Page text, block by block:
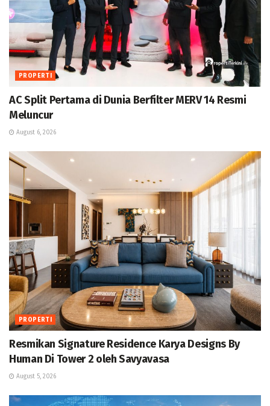
PROPERTI
AC Split Pertama di Dunia Berfilter MERV 14 Resmi
Meluncur
August 6, 2026
PROPERTI
Resmikan Signature Residence Karya Designs By
Human Di Tower 2 oleh Savyavasa
August 5, 2026